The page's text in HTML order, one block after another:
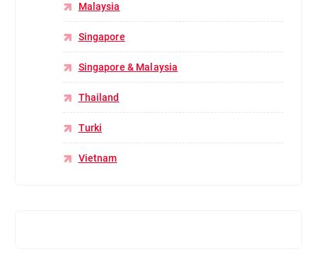
Malaysia
Singapore
Singapore & Malaysia
Thailand
Turki
Vietnam